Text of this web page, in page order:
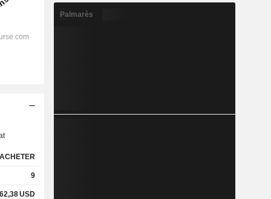
ACHETER
9
USD
Palmarès